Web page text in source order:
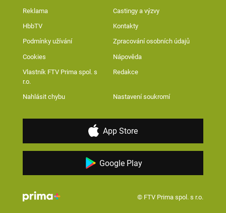
Reklama Castingy a výzvy
HbbTV Kontakty
Podmínky užívání Zpracování osobních údajů
Cookies Nápověda
Vlastník FTV Prima spol. s
r.o.
Redakce
Nahlásit chybu Nastavení soukromí
App Store
Google Play
© FTV Prima spol. s r.o.